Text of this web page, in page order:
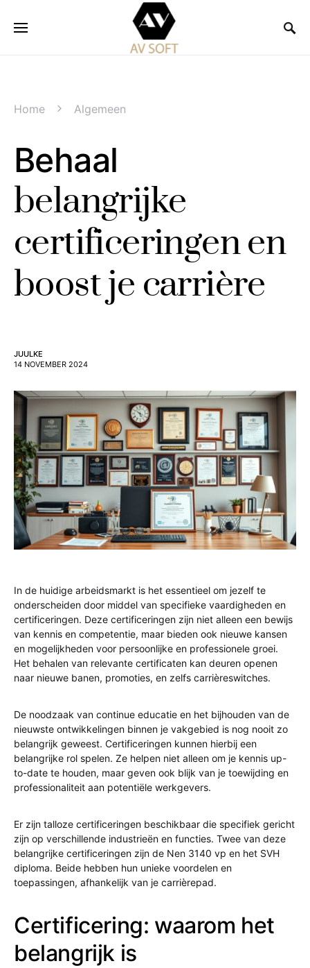
Home Algemeen
Behaal
belangrijke
certificeringen en
boost je carrière
JUULKE
14 NOVEMBER 2024
In de huidige arbeidsmarkt is het essentieel om jezelf te
onderscheiden door middel van specifieke vaardigheden en
certificeringen. Deze certificeringen zijn niet alleen een bewijs
van kennis en competentie, maar bieden ook nieuwe kansen
en mogelijkheden voor persoonlijke en professionele groei.
Het behalen van relevante certificaten kan deuren openen
naar nieuwe banen, promoties, en zelfs carrièreswitches.
De noodzaak van continue educatie en het bijhouden van de
nieuwste ontwikkelingen binnen je vakgebied is nog nooit zo
belangrijk geweest. Certificeringen kunnen hierbij een
belangrijke rol spelen. Ze helpen niet alleen om je kennis up-
to-date te houden, maar geven ook blijk van je toewijding en
professionaliteit aan potentiële werkgevers.
Er zijn talloze certificeringen beschikbaar die specifiek gericht
zijn op verschillende industrieën en functies. Twee van deze
belangrijke certificeringen zijn de Nen 3140 vp en het SVH
diploma. Beide hebben hun unieke voordelen en
toepassingen, afhankelijk van je carrièrepad.
Certificering: waarom het
belangrijk is